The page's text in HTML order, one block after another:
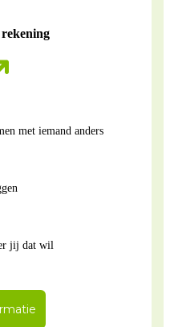
met iemand anders
jij dat wil